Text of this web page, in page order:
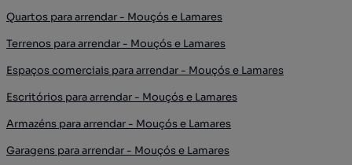
Quartos para arrendar - Mouçós e Lamares
Terrenos para arrendar - Mouçós e Lamares
Espaços comerciais para arrendar - Mouçós e Lamares
Escritórios para arrendar - Mouçós e Lamares
Armazéns para arrendar - Mouçós e Lamares
Garagens para arrendar - Mouçós e Lamares